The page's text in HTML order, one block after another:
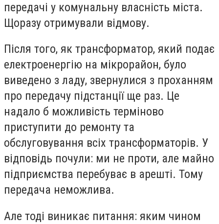
передачі у комунальну власність міста.
Щоразу отримували відмову.
Після того, як трансформатор, який подає
електроенергію на мікрорайон, було
виведено з ладу, звернулися з проханням
про передачу підстанції ще раз. Це
надало б можливість терміново
приступити до ремонту та
обслуговування всіх трансформаторів. У
відповідь почули: ми не проти, але майно
підприємства перебуває в арешті. Тому
передача неможлива.
Але тоді виникає питання: яким чином